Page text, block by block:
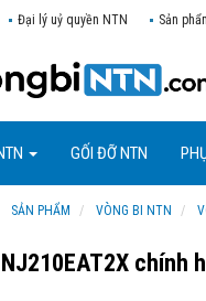
Đại lý uỷ quyền NTN Sản
GỐI ĐỠ NTN
SẢN PHẨM VÒNG BI NTN
chính